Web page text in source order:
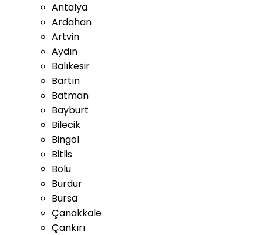
Antalya
Ardahan
Artvin
Aydın
Balıkesir
Bartın
Batman
Bayburt
Bilecik
Bingöl
Bitlis
Bolu
Burdur
Bursa
Çanakkale
Çankırı